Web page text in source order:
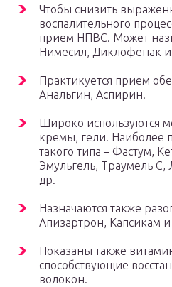
Чтобы снизить
воспалительного
прием НПВС. Может
Нимесил, Диклофенак
Практикуется прием
Анальгин, Аспирин.
Широко используются
кремы, гели. Наиболее
такого типа – Фастум,
Эмульгель, Траумель С,
др.
Назначаются также
Апизартрон, Капсикам
Показаны также
способствующие
волокон.